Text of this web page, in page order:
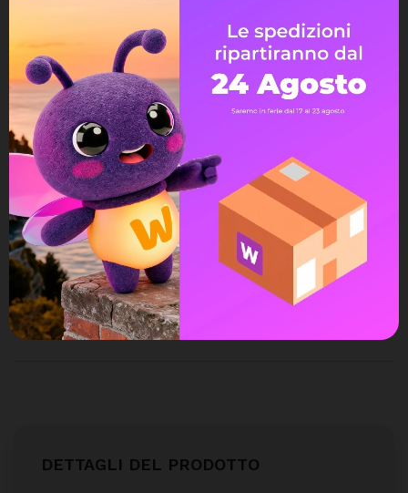
Quantità
Aggiungi Al Carrello
Spedizione gratuita
Assistenza Live Chat
Ampia scelta di pagamenti
Spedizione express veloce
DETTAGLI DEL PRODOTTO